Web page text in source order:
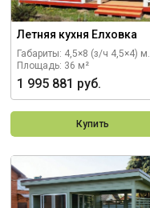
Летняя кухня Елховка
Габариты: 4,5×8 (з/ч 4,5×4) м.
Площадь: 36 м²
1 995 881 руб.
Купить